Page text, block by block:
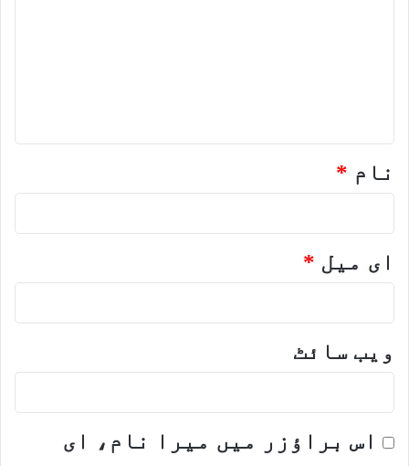
نام *
ای میل *
ویب‌ سائٹ
اس براؤزر میں میرا نام، ای